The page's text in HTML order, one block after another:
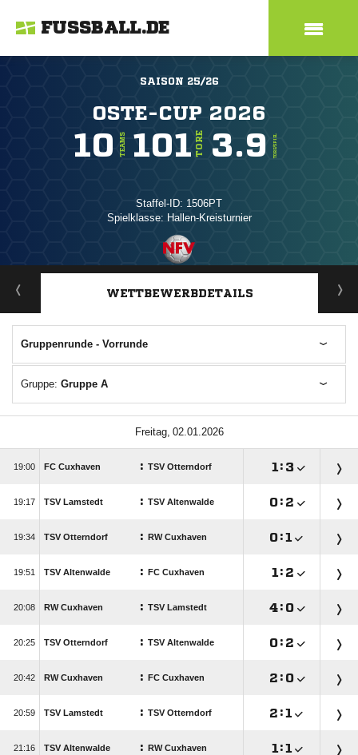
FUSSBALL.DE
SAISON 25/26
OSTE-CUP 2026
10 TEAMS 101TORE 3.9 TORE/SPIEL
Staffel-ID: 1506PT
Spielklasse: Hallen-Kreisturnier
ANZEIGE
WETTBEWERBDETAILS
Gruppenrunde - Vorrunde
Gruppe: Gruppe A
 
 FC Cuxhaven : TSV Otterndorf  : 
 TSV Lamstedt : TSV Altenwalde  : 
 TSV Otterndorf : RW Cuxhaven  : 
 TSV Altenwalde : FC Cuxhaven  : 
 RW Cuxhaven : TSV Lamstedt  : 
 TSV Otterndorf : TSV Altenwalde  : 
 RW Cuxhaven : FC Cuxhaven  : 
 TSV Lamstedt : TSV Otterndorf  : 
 TSV Altenwalde : RW Cuxhaven  : 